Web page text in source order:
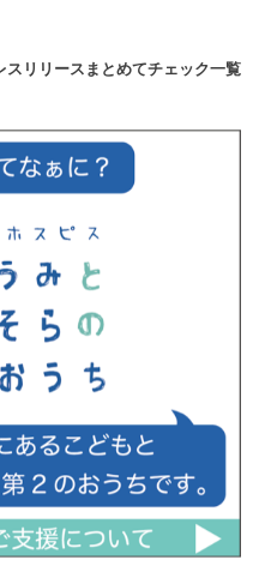
スリリースまとめてチェック一覧